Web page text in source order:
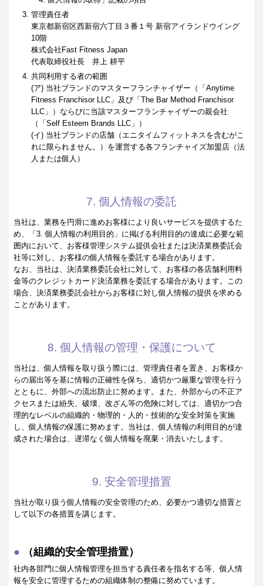
管理責任者
東京都新宿区西新宿六丁目３番１号 新宿アイランドウイング
10階
株式会社Fast Fitness Japan
代表取締役社長 井上 耕平
共同利用する者の範囲
(ア) 当社ブランドのマスターフランチャイザー（「Anytime
Fitness Franchisor LLC」及び「The Bar Method Franchisor
LLC」）ならびに当該マスターフランチャイザーの親会社
（「Self Esteem Brands LLC」）
(イ) 当社ブランドの店舗（エニタイムフィットネスを含むがこ
れに限られません。）を運営する各フランチャイズ加盟店（法
人または個人）
7. 個人情報の委託
当社は、業務を円滑に進めお客様により良いサービスを提供するた
め、「3. 個人情報の利用目的」に掲げる利用目的の達成に必要な範
囲内において、お客様管理システム提供会社または決済業務委託会
社等に対し、お客様の個人情報を委託する場合があります。
なお、当社は、決済業務委託会社に対して、お客様の各店舗利用料
金等のクレジットカード決済業務を委託する場合があります。この
場合、決済業務委託会社からお客様に対し個人情報の提供を求める
ことがあります。
8. 個人情報の管理・保護について
当社は、個人情報を取り扱う際には、管理責任者を置き、お客様か
らの届出等を基に情報の正確性を保ち、適切かつ厳重な管理を行う
とともに、外部への流出防止に努めます。また、外部からの不正ア
クセスまたは紛失、破壊、改ざん等の危険に対しては、適切かつ合
理的なレベルの組織的・物理的・人的・技術的な安全対策を実施
し、個人情報の保護に努めます。当社は、個人情報の利用目的が達
成された場合は、遅滞なく個人情報を廃棄・消去いたします。
9. 安全管理措置
当社が取り扱う個人情報の安全管理のため、必要かつ適切な措置と
して以下の各措置を講じます。
（組織的安全管理措置）
社内各部門に個人情報管理を担当する責任者を指名する等、個人情
報を安全に管理するための組織体制の整備に努めています。